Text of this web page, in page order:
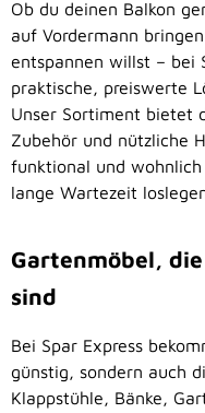
Ob du deinen Balkon
auf Vordermann
entspannen willst – bei
praktische, preiswerte
Unser Sortiment bietet
Zubehör und nützliche
funktional und
lange Wartezeit
Gartenmöbel,
sind
Bei Spar Express
günstig, sondern auch
Klappstühle, Bänke,